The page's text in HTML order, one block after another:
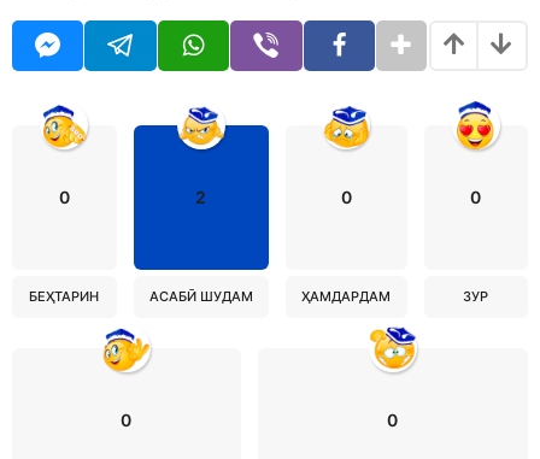
0
БЕҲТАРИН
2
АСАБӢ ШУДАМ
0
ҲАМДАРДАМ
0
ЗУР
0 0